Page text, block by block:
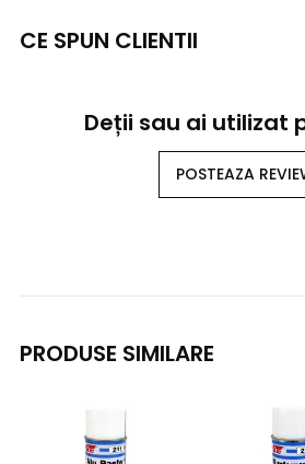
CE SPUN CLIENTII
Deții sau ai utilizat
POSTEAZA
PRODUSE SIMILARE